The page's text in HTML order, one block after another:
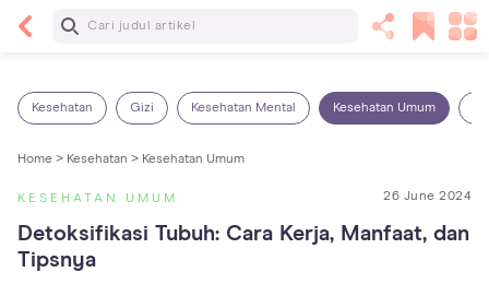
Baca Selanjutnya
Kesehatan Gizi Kesehatan Mental Kesehatan Umum
Home > Kesehatan > Kesehatan Umum
KESEHATAN UMUM 26 June 2024
Detoksifikasi Tubuh: Cara Kerja, Manfaat, dan
Tipsnya